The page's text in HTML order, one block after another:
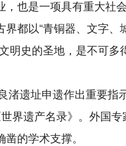
也是一项具有重大社
都以“青铜器、文字、
明史的圣地，是不可
遗址申遗作出重要指示
界遗产名录》。外国
的学术支撑。